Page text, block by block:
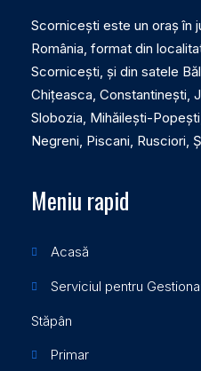
Scornicești este un oraș în
România, format din
Scornicești, și din satele
Chițeasca, Constantinești,
Slobozia, Mihăilești-
Negreni, Piscani, Rusciori,
Meniu rapid
Acasă
Serviciul pentru
Stăpân
Primar